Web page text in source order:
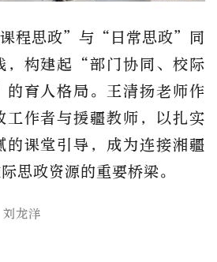
程思政”与“日常思政”同
，构建起“部门协同、校际
育人格局。王清扬老师作
工作者与援疆教师，以扎实
的课堂引导，成为连接湘疆
思政资源的重要桥梁。
龙洋